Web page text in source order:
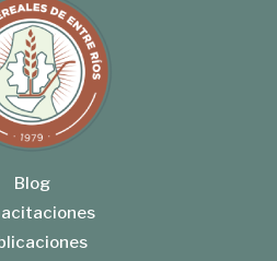
Blog